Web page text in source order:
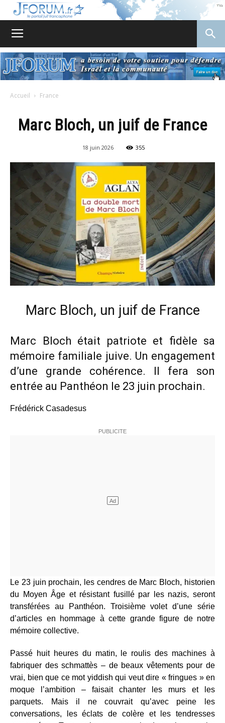
Accueil France
Marc Bloch, un juif de France
18 juin 2026 355
Marc Bloch, un juif de France
Marc Bloch était patriote et fidèle sa
mémoire familiale juive. Un engagement
d’une grande cohérence. Il fera son
entrée au Panthéon le 23 juin prochain.
Frédérick Casadesus
Le 23 juin prochain, les cendres de Marc Bloch, historien
du Moyen Âge et résistant fusillé par les nazis, seront
transférées au Panthéon. Troisième volet d’une série
d’articles en hommage à cette grande figure de notre
mémoire collective.
Passé huit heures du matin, le roulis des machines à
fabriquer des schmattès – de beaux vêtements pour de
vrai, bien que ce mot yiddish qui veut dire « fringues » en
moque l’ambition – faisait chanter les murs et les
parquets. Mais il ne couvrait qu’avec peine les
conversations, les éclats de colère et les tendresses